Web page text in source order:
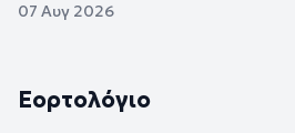
07 Αυγ 2026
Εορτολόγιο